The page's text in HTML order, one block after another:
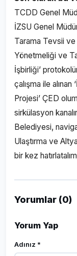
TCDD Genel
İZSU Genel
Tarama Tevsii
Yönetmeliği ve
İşbirliği’
çalışma ile
Projesi’ ÇED
sirkülasyon
Belediyesi,
Ulaştırma ve
bir kez
Yorumlar (0)
Yorum Yap
Adınız *